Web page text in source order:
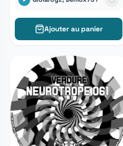
Ajouter au panier